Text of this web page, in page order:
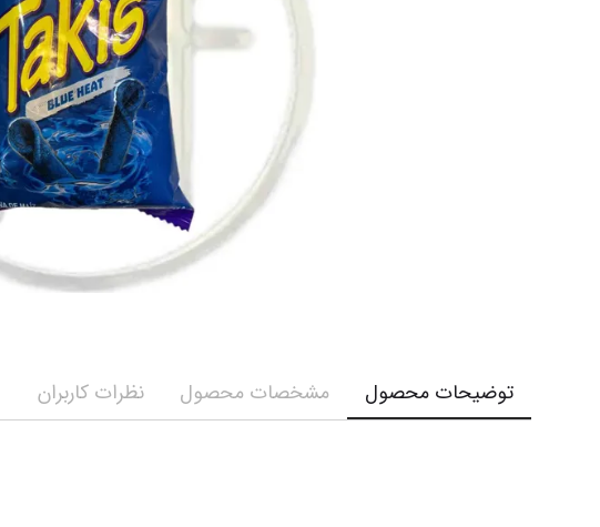
نمایش همه محصولات
توضیحات محصول مشخصات محصول نظرات کاربران